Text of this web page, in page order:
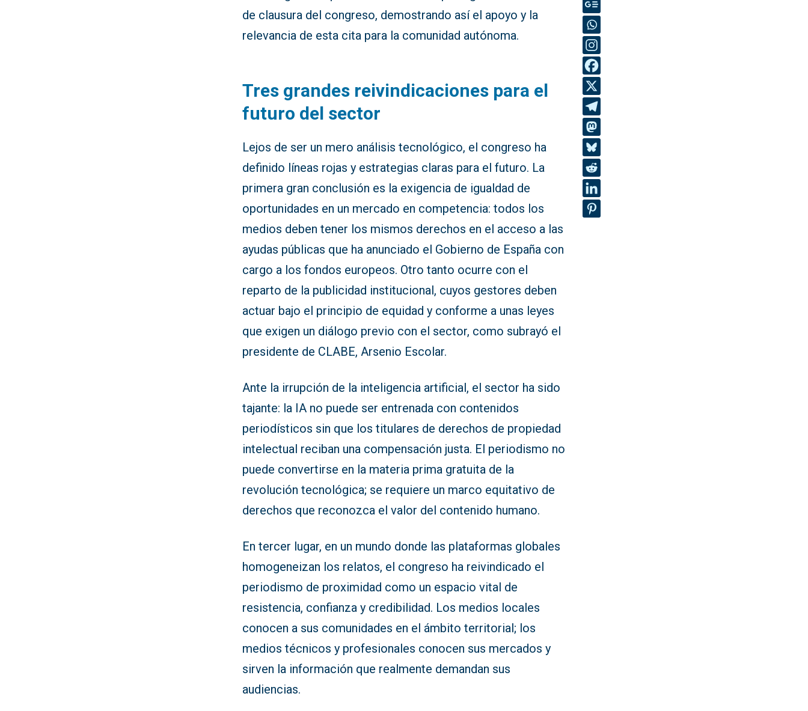
de clausura del congreso, demostrando así el apoyo y la
relevancia de esta cita para la comunidad autónoma.
Tres grandes reivindicaciones para el
futuro del sector
Lejos de ser un mero análisis tecnológico, el congreso ha
definido líneas rojas y estrategias claras para el futuro. La
primera gran conclusión es la exigencia de igualdad de
oportunidades en un mercado en competencia: todos los
medios deben tener los mismos derechos en el acceso a las
ayudas públicas que ha anunciado el Gobierno de España con
cargo a los fondos europeos. Otro tanto ocurre con el
reparto de la publicidad institucional, cuyos gestores deben
actuar bajo el principio de equidad y conforme a unas leyes
que exigen un diálogo previo con el sector, como subrayó el
presidente de CLABE, Arsenio Escolar.
Ante la irrupción de la inteligencia artificial, el sector ha sido
tajante: la IA no puede ser entrenada con contenidos
periodísticos sin que los titulares de derechos de propiedad
intelectual reciban una compensación justa. El periodismo no
puede convertirse en la materia prima gratuita de la
revolución tecnológica; se requiere un marco equitativo de
derechos que reconozca el valor del contenido humano.
En tercer lugar, en un mundo donde las plataformas globales
homogeneizan los relatos, el congreso ha reivindicado el
periodismo de proximidad como un espacio vital de
resistencia, confianza y credibilidad. Los medios locales
conocen a sus comunidades en el ámbito territorial; los
medios técnicos y profesionales conocen sus mercados y
sirven la información que realmente demandan sus
audiencias.